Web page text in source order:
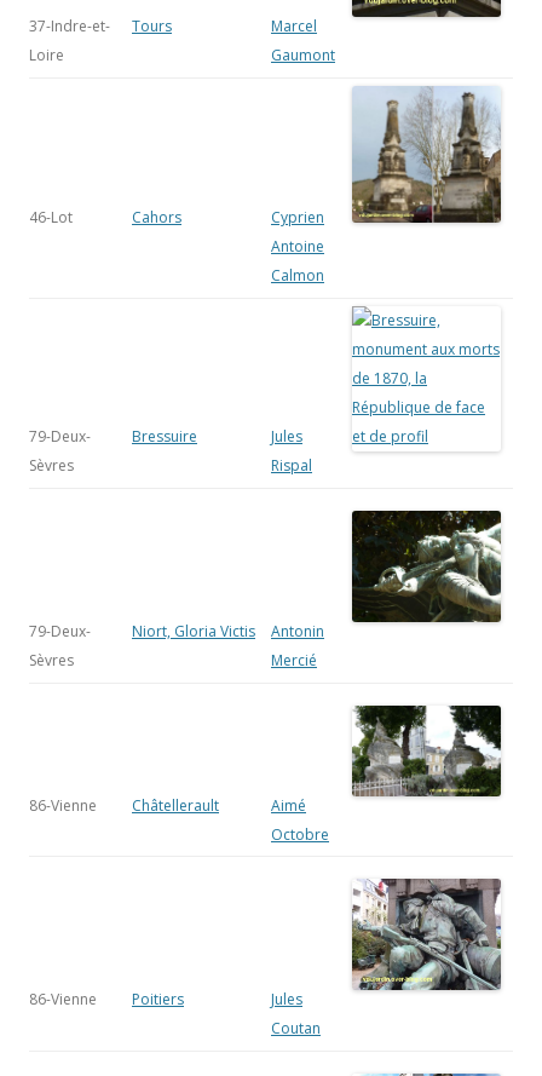
37-Indre-et-
Loire
Tours
Marcel
Gaumont
46-Lot Cahors
Cyprien
Antoine
Calmon
79-Deux-
Sèvres
Bressuire
Jules
Rispal
79-Deux-
Sèvres
Niort, Gloria Victis
Antonin
Mercié
86-Vienne Châtellerault
Aimé
Octobre
86-Vienne Poitiers
Jules
Coutan